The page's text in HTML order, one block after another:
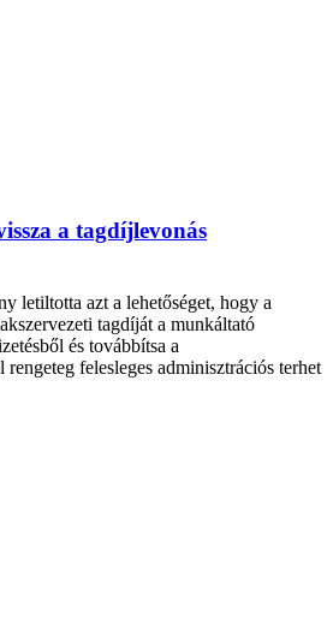
a tagdíjlevonás
letiltotta azt a lehetőséget, hogy a
tagdíját a munkáltató
és továbbítsa a
rengeteg felesleges adminisztrációs terhet